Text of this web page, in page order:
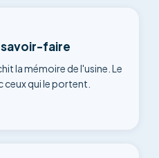
savoir-faire
la mémoire de l'usine. Le
ceux qui le portent.